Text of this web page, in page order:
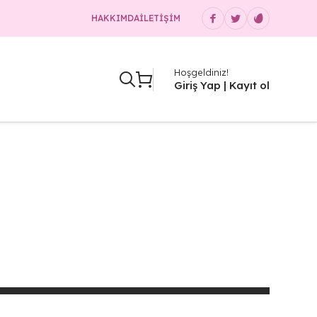
HAKKIMDAİLETIŞIM
Hoşgeldiniz!
Giriş Yap | Kayıt ol